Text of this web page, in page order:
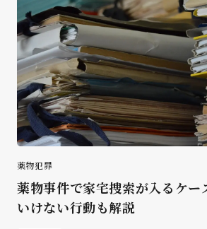
薬物犯罪
薬物事件で家宅捜索が入るケー
いけない行動も解説